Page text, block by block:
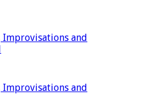
Improvisations and
Improvisations and